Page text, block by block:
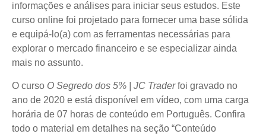
informações e análises para iniciar seus estudos. Este
curso online foi projetado para fornecer uma base sólida
e equipá-lo(a) com as ferramentas necessárias para
explorar o mercado financeiro e se especializar ainda
mais no assunto.
O curso O Segredo dos 5% | JC Traderfoi gravado no
ano de 2020 e está disponível em vídeo, com uma carga
horária de 07 horas de conteúdo em Português. Confira
todo o material em detalhes na seção “Conteúdo